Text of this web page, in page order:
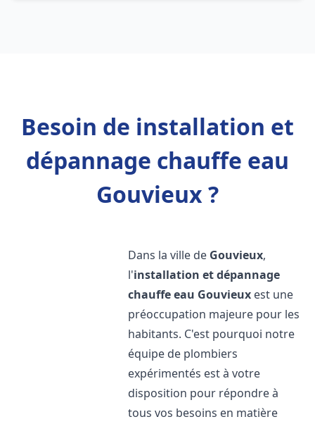
Besoin de installation et
dépannage chauffe eau
Gouvieux ?
Dans la ville de Gouvieux,
l'installation et dépannage
chauffe eau Gouvieux est une
préoccupation majeure pour les
habitants. C'est pourquoi notre
équipe de plombiers
expérimentés est à votre
disposition pour répondre à
tous vos besoins en matière